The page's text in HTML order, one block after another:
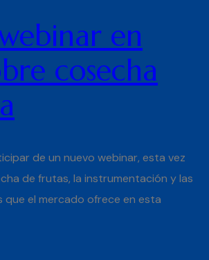
en
cosecha
de un nuevo webinar, esta vez
de frutas, la instrumentación y las
que el mercado ofrece en esta